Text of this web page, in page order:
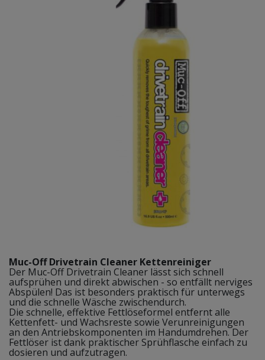
Muc-Off Drivetrain Cleaner Kettenreiniger
Der Muc-Off Drivetrain Cleaner lässt sich schnell
aufsprühen und direkt abwischen - so entfällt nerviges
Abspülen! Das ist besonders praktisch für unterwegs
und die schnelle Wäsche zwischendurch.
Die schnelle, effektive Fettlöseformel entfernt alle
Kettenfett- und Wachsreste sowie Verunreinigungen
an den Antriebskomponenten im Handumdrehen. Der
Fettlöser ist dank praktischer Sprühflasche einfach zu
dosieren und aufzutragen.